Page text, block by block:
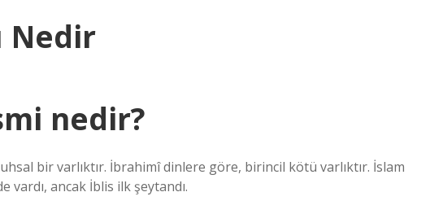
Nedir
nedir?
bir varlıktır. İbrahimî dinlere göre, birincil kötü varlıktır. İslam
ancak İblis ilk şeytandı.